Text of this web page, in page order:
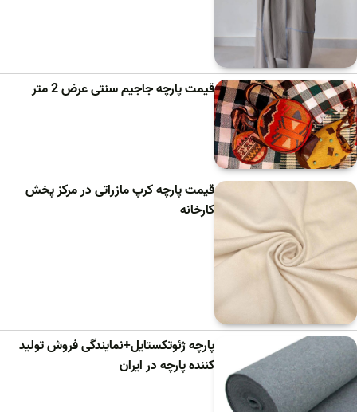
قیمت پارچه جاجیم سنتی عرض 2 متر
قیمت پارچه کرپ مازراتی در مرکز پخش
کارخانه
پارچه ژئوتکستایل+نمایندگی فروش تولید
کننده پارچه در ایران